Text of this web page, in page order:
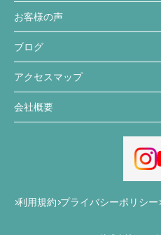
お客様の声
ブログ
アクセスマップ
会社概要
利用規約 プライバシーポリシー